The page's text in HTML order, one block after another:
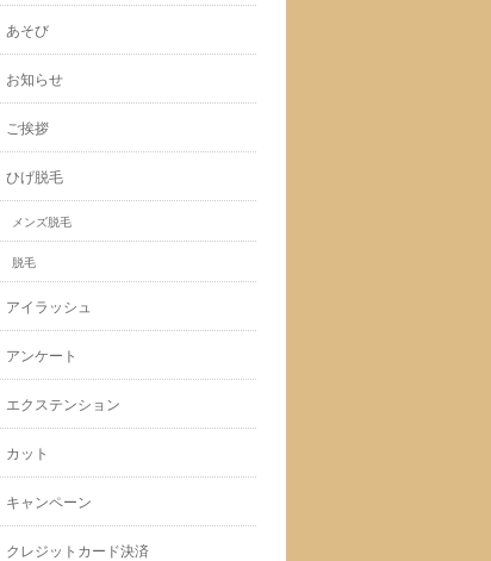
あそび
お知らせ
ご挨拶
ひげ脱毛
メンズ脱毛
脱毛
アイラッシュ
アンケート
エクステンション
カット
キャンペーン
クレジットカード決済